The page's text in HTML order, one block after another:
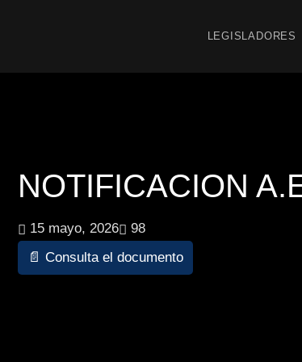
LEGISLADORES
NOTIFICACION
15 mayo, 2026
98
📄 Consulta el documento